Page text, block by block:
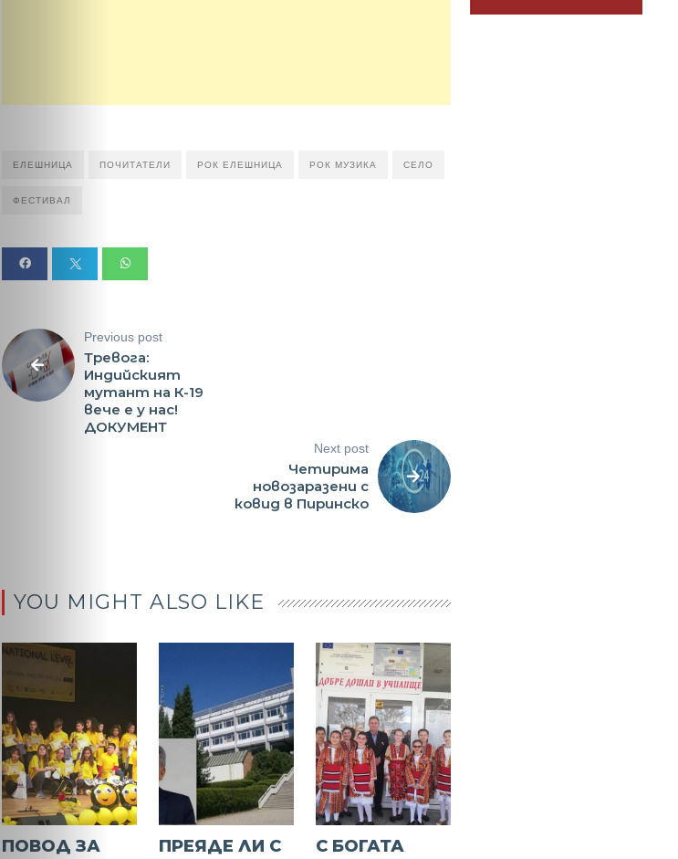
обяви
Новини
Search
ЕЛЕШНИЦА ПОЧИТАТЕЛИ РОК ЕЛЕШНИЦА РОК МУЗИКА СЕЛО
ФЕСТИВАЛ
Previous post
Тревога:
Индийският
мутант на К-19
вече е у нас!
ДОКУМЕНТ
Next post
Четирима
новозаразени с
ковид в Пиринско
YOU MIGHT ALSO LIKE
ПОВОД ЗА
ПРЕЯДЕ ЛИ С
С БОГАТА